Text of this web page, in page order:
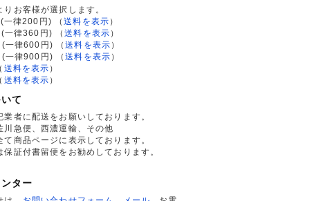
りお客様が選択します。
一律200円)
（送料を表示 ）
一律360円)
（送料を表示 ）
(一律600円)
（送料を表示 ）
(一律900円)
（送料を表示 ）
送料を表示 ）
送料を表示 ）
て
業者に配送をお願いしております。
川急便、西濃運輸、その他
て商品ページに表示しております。
保証付書留便をお勧めしております。
ター